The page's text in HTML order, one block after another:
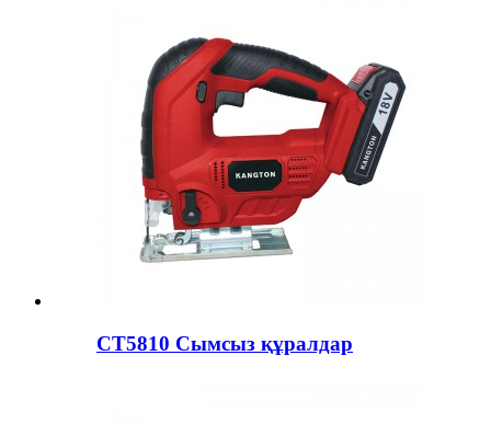
CT5810 Сымсыз құралдар